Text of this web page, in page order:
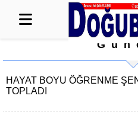
HAYAT BOYU ÖĞRENME
TOPLADI